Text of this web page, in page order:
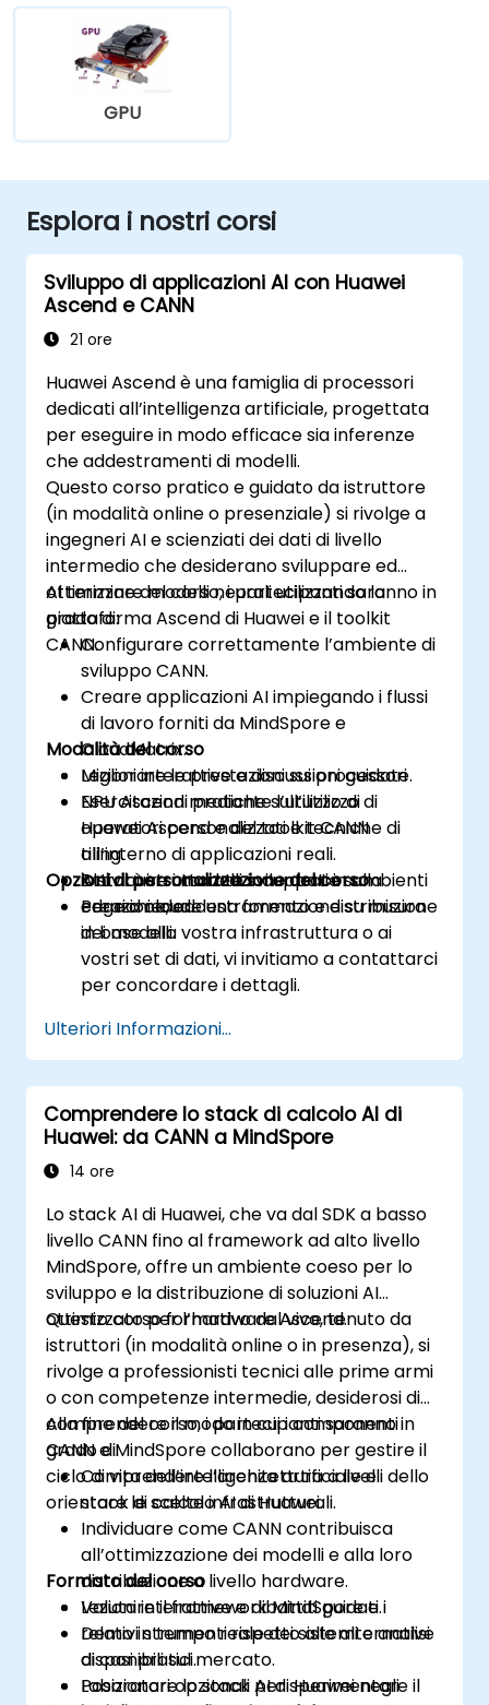
GPU
Esplora i nostri corsi
Sviluppo di applicazioni AI con Huawei
Ascend e CANN
21 ore
Huawei Ascend è una famiglia di processori
dedicati all’intelligenza artificiale, progettata
per eseguire in modo efficace sia inferenze
che addestramenti di modelli.
Questo corso pratico e guidato da istruttore
(in modalità online o presenziale) si rivolge a
ingegneri AI e scienziati dei dati di livello
intermedio che desiderano sviluppare ed
ottimizzare modelli neurali utilizzando la
piattaforma Ascend di Huawei e il toolkit
CANN.
Al termine del corso, i partecipanti saranno in
grado di:
Configurare correttamente l’ambiente di
sviluppo CANN.
Creare applicazioni AI impiegando i flussi
di lavoro forniti da MindSpore e
CloudMatrix.
Migliorare le prestazioni sui processori
NPU Ascend mediante l’utilizzo di
operatori personalizzati e tecniche di
tiling.
Distribuire i modelli sviluppati in ambienti
edge o cloud.
Modalità del corso
Lezioni interattive e discussioni guidate.
Esercitazioni pratiche sull’utilizzo di
Huawei Ascend e del toolkit CANN
all’interno di applicazioni reali.
Attività strutturate incentrate sulla
creazione, addestramento e distribuzione
dei modelli.
Opzioni di personalizzazione del corso
Per richiedere una formazione su misura
in base alla vostra infrastruttura o ai
vostri set di dati, vi invitiamo a contattarci
per concordare i dettagli.
Ulteriori Informazioni...
Comprendere lo stack di calcolo AI di
Huawei: da CANN a MindSpore
14 ore
Lo stack AI di Huawei, che va dal SDK a basso
livello CANN fino al framework ad alto livello
MindSpore, offre un ambiente coeso per lo
sviluppo e la distribuzione di soluzioni AI
ottimizzato per l’hardware Ascend.
Questo corso formativo dal vivo, tenuto da
istruttori (in modalità online o in presenza), si
rivolge a professionisti tecnici alle prime armi
o con competenze intermedie, desiderosi di
comprendere il modo in cui i componenti
CANN e MindSpore collaborano per gestire il
ciclo di vita dell’intelligenza artificiale e
orientare le scelte infrastrutturali.
Alla fine del corso, i partecipanti saranno in
grado di:
Comprendere l’architettura a livelli dello
stack di calcolo AI di Huawei.
Individuare come CANN contribuisca
all’ottimizzazione dei modelli e alla loro
distribuzione a livello hardware.
Valutare il framework MindSpore e i
relativi strumenti rispetto alle alternative
disponibili sul mercato.
Posizionare lo stack AI di Huawei negli
Formato del corso
Lezioni interattive e dibattiti guidati.
Demo in tempo reale dei sistemi e analisi
di casi pratici.
Laboratori opzionali per sperimentare il